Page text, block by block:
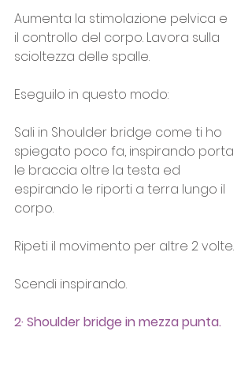
Aumenta la stimolazione pelvica e
il controllo del corpo. Lavora sulla
scioltezza delle spalle.
Eseguilo in questo modo:
Sali in Shoulder bridge come ti ho
spiegato poco fa, inspirando porta
le braccia oltre la testa ed
espirando le riporti a terra lungo il
corpo.
Ripeti il movimento per altre 2 volte.
Scendi inspirando.
2· Shoulder bridge in mezza punta.